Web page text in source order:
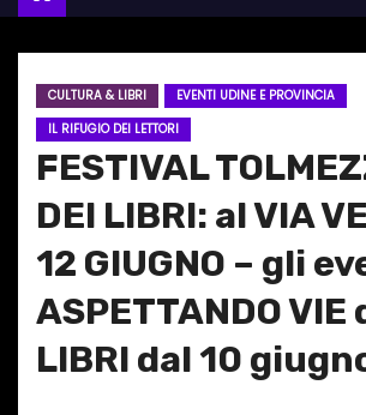
CULTURA & LIBRI
EVENTI UDINE E PROVINCIA
IL RIFUGIO DEI LETTORI
FESTIVAL
DEI LIBRI: al VIA
12 GIUGNO – gli
ASPETTANDO VIE
LIBRI dal 10